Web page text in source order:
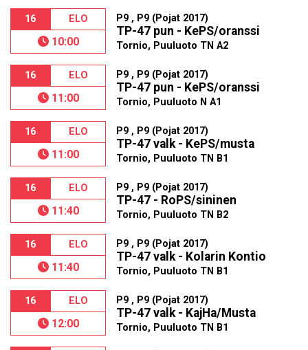
16 ELO
10:00
P9 , P9 (Pojat 2017)
TP-47 pun - KePS/oranssi
Tornio, Puuluoto TN A2
16 ELO
11:00
P9 , P9 (Pojat 2017)
TP-47 pun - KePS/oranssi
Tornio, Puuluoto N A1
16 ELO
11:00
P9 , P9 (Pojat 2017)
TP-47 valk - KePS/musta
Tornio, Puuluoto TN B1
16 ELO
11:40
P9 , P9 (Pojat 2017)
TP-47 - RoPS/sininen
Tornio, Puuluoto TN B2
16 ELO
11:40
P9 , P9 (Pojat 2017)
TP-47 valk - Kolarin Kontio
Tornio, Puuluoto TN B1
16 ELO
12:00
P9 , P9 (Pojat 2017)
TP-47 valk - KajHa/Musta
Tornio, Puuluoto TN B1